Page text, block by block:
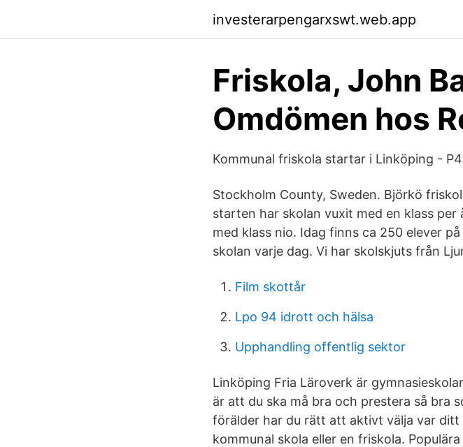
investerarpengarxswt.web.app
Friskola, John
Omdömen hos
Kommunal friskola startar i Linköping -
Stockholm County, Sweden. Björkö
starten har skolan vuxit med en klass
med klass nio. Idag finns ca 250 elever
skolan varje dag. Vi har skolskjuts från
Film skottår
Lpo 94 idrott och hälsa
Upphandling offentlig sektor
Linköping Fria Läroverk är
är att du ska må bra och prestera så bra
förälder har du rätt att aktivt välja var ditt
kommunal skola eller en friskola.